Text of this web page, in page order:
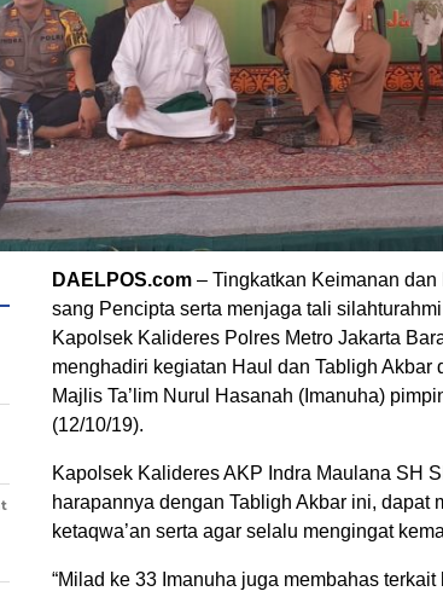
DAELPOS.com – Tingkatkan Keimanan
sang Pencipta serta menjaga tali
Kapolsek Kalideres Polres Metro Jakarta
menghadiri kegiatan Haul dan Tabligh Akbar
Majlis Ta’lim Nurul Hasanah (Imanuha)
(12/10/19).
Kapolsek Kalideres AKP Indra Maulana SH
harapannya dengan Tabligh Akbar ini, dapat
ketaqwa’an serta agar selalu mengingat
“Milad ke 33 Imanuha juga membahas